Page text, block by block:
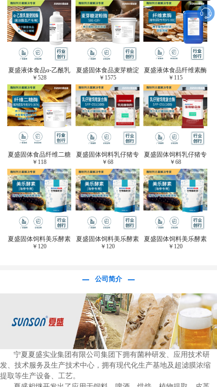
夏盛液体食品α-乙酰乳
酸脱羧酶(酱油醋生产
专用)FDY-3206
￥528
夏盛固体食品麦芽糖淀
粉酶(烘焙及面粉改良
用酶/发酵类食品可
用)FDG-0012
￥ 1575
夏盛液体食品纤维素酶
(植物提取专用酶/解决
提取液混浊问题/降
黏)FFY-0651
￥ 115
夏盛固体食品纤维二糖
酶(植物提取专用酶/用
于虎杖白藜芦醇提
取)FFG-0656
￥ 118
夏盛固体饲料乳仔猪专
用复合酶SFG-0932
￥ 68
夏盛固体饲料乳仔猪专
用复合酶SFG-0932
￥68
夏盛固体饲料美乐酵素
(水产海参海胆专
￥ 120
夏盛固体饲料美乐酵素
(水产海参海胆专
￥ 120
夏盛固体饲料美乐酵素
(水产海参海胆专
￥ 120
公司简介
宁夏夏盛实业集团有限公司集团下拥有菌种研发、应用技术研
发、技术服务及生产技术中心，拥有现代化生产基地及超滤膜浓缩
提取等生产设备、工艺。